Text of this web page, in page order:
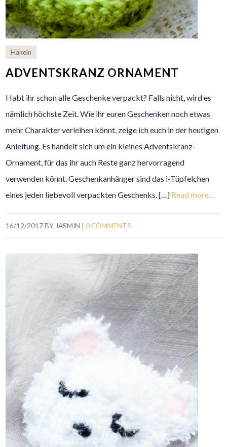
Häkeln
ADVENTSKRANZ ORNAMENT
Habt ihr schon alle Geschenke verpackt? Falls nicht, wird es
nämlich höchste Zeit. Wie ihr euren Geschenken noch etwas
mehr Charakter verleihen könnt, zeige ich euch in der heutigen
Anleitung. Es handelt sich um ein kleines Adventskranz-
Ornament, für das ihr auch Reste ganz hervorragend
verwenden könnt. Geschenkanhänger sind das i-Tüpfelchen
eines jeden liebevoll verpackten Geschenks. […] Read more…
16/12/2017BYJASMIN |0 COMMENTS